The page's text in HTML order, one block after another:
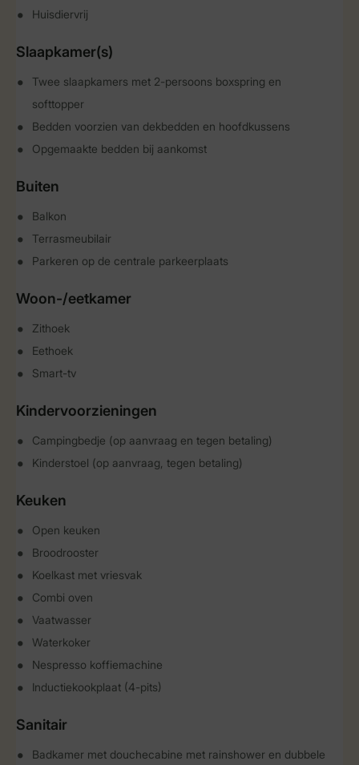
Huisdiervrij
Slaapkamer(s)
Twee slaapkamers met 2-persoons boxspring en
softtopper
Bedden voorzien van dekbedden en hoofdkussens
Opgemaakte bedden bij aankomst
Buiten
Balkon
Terrasmeubilair
Parkeren op de centrale parkeerplaats
Woon-/eetkamer
Zithoek
Eethoek
Smart-tv
Kindervoorzieningen
Campingbedje (op aanvraag en tegen betaling)
Kinderstoel (op aanvraag, tegen betaling)
Keuken
Open keuken
Broodrooster
Koelkast met vriesvak
Combi oven
Vaatwasser
Waterkoker
Nespresso koffiemachine
Inductiekookplaat (4-pits)
Sanitair
Badkamer met douchecabine met rainshower en dubbele